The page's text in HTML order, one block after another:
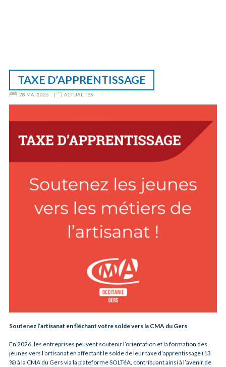
TAXE D’APPRENTISSAGE
28 MAI 2026 ACTUALITÉS
Soutenez l’artisanat en fléchant votre solde vers la CMA du Gers
En 2026, les entreprises peuvent soutenir l’orientation et la formation des
jeunes vers l’artisanat en affectant le solde de leur taxe d’apprentissage (13
%) à la CMA du Gers via la plateforme SOLTéA, contribuant ainsi à l’avenir de